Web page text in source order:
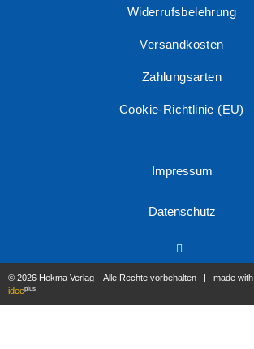
Widerrufsbelehrung
Versandkosten
Zahlungsarten
Cookie-Richtlinie (EU)
Impressum
Datenschutz
© 2026 Hekma Verlag – Alle Rechte vorbehalten | made with
ideeplus